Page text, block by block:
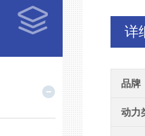
详
品牌
动力